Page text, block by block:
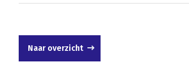
Naar overzicht